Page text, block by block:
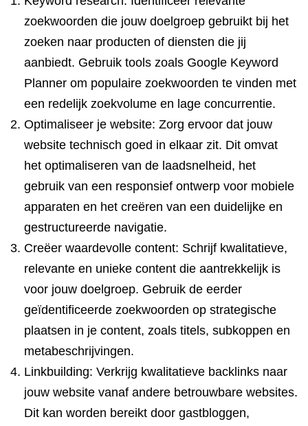
zoekwoorden die jouw doelgroep gebruikt bij het
zoeken naar producten of diensten die jij
aanbiedt. Gebruik tools zoals Google Keyword
Planner om populaire zoekwoorden te vinden met
een redelijk zoekvolume en lage concurrentie.
Optimaliseer je website: Zorg ervoor dat jouw
website technisch goed in elkaar zit. Dit omvat
het optimaliseren van de laadsnelheid, het
gebruik van een responsief ontwerp voor mobiele
apparaten en het creëren van een duidelijke en
gestructureerde navigatie.
Creëer waardevolle content: Schrijf kwalitatieve,
relevante en unieke content die aantrekkelijk is
voor jouw doelgroep. Gebruik de eerder
geïdentificeerde zoekwoorden op strategische
plaatsen in je content, zoals titels, subkoppen en
metabeschrijvingen.
Linkbuilding: Verkrijg kwalitatieve backlinks naar
jouw website vanaf andere betrouwbare websites.
Dit kan worden bereikt door gastbloggen,